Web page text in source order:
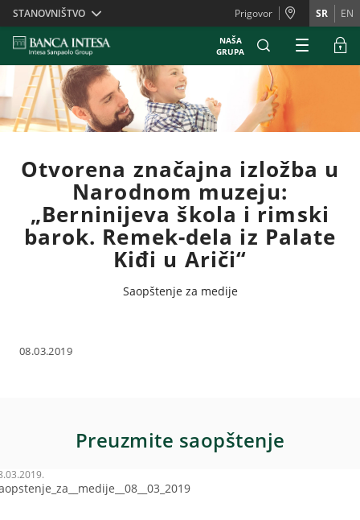
Skiplinks
STANOVNIŠTVO Prigovor SR EN
NAŠA
GRUPA
Otvorena značajna izložba u
Narodnom muzeju:
„Berninijeva škola i rimski
barok. Remek-dela iz Palate
Kiđi u Ariči“
Saopštenje za medije
08.03.2019
Preuzmite saopštenje